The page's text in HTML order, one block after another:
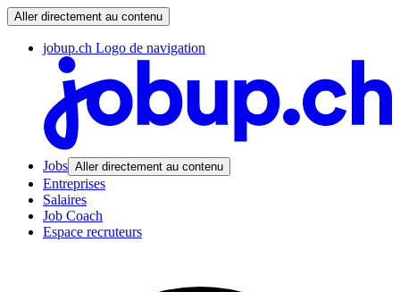
Aller directement au contenu
jobup.ch Logo de navigation
Jobs Aller directement au contenu
Entreprises
Salaires
Job Coach
Espace recruteurs